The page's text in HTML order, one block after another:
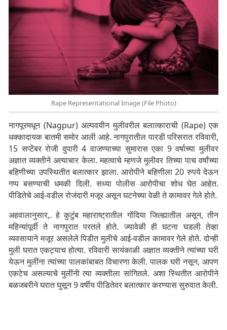
Rape Representational Image (File Photo)
नागपूरमधून (Nagpur) अल्पवयीन मुलीवरील बलात्काराची (Rape) एक
धक्कादायक बातमी समोर आली आहे. नागपुरातील पारडी परिसरात रविवारी,
15 सप्टेंबर रोजी दुपारी 4 वाजण्याच्या सुमारास एका 9 वर्षाच्या मुलीवर
अज्ञात व्यक्तीने अत्याचार केला. महत्वाचे म्हणजे मुलीवर तिच्या पाच वर्षांच्या
बहिणीच्या उपस्थितीत बलात्कार झाला. आरोपीने बहिणीला 20 रुपये देऊन
गप्प बसण्याची धमकी दिली. सध्या पोलीस आरोपीचा शोध घेत आहेत.
पीडितेचे आई-वडील रोजंदारी मजूर असून घटनेच्या वेळी ते कामावर गेले होते.
अहवालानुसार,. हे कुटुंब महाराष्ट्रातील गोंदिया जिल्ह्यातील असून, तीन
महिन्यांपूर्वी ते नागपुरात परतले होते. ज्यावेळी ही घटना घडली तेव्हा
व्यवसायाने मजूर असलेले पिडीत मुलीचे आई-वडील कामावर गेले होते. दोन्ही
मुली घरात एकट्याच होत्या. रविवारी सायंकाळी अज्ञात व्यक्तीने त्यांच्या घरी
येऊन मुलींना त्यांच्या पालकांबाबत विचारणा केली. पालक घरी नसून, आपण
एकटेच असल्याचे मुलींनी त्या व्यक्तीला सांगितले. अशा स्थितीत आरोपीने
बळजबरीने घरात घुसून 9 वर्षीय पीडितेवर बलात्कार करण्यास सुरुवात केली.